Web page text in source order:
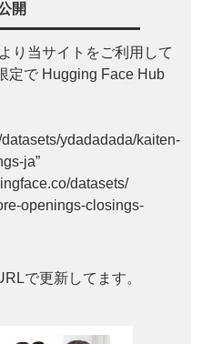
開
り当サイトをご利用して
定で Hugging Face Hub
ydadadada/kaiten-
ja”
datasets/
openings-closings-
で更新してます。